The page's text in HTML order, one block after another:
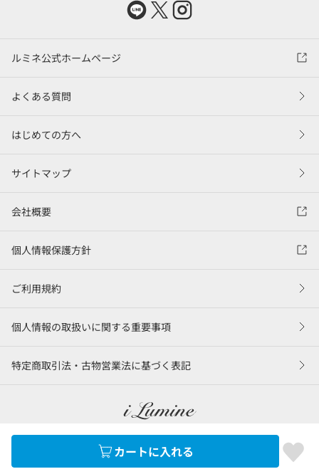
カートに入れる
ルミネ公式ホームページ
よくある質問
はじめての方へ
サイトマップ
会社概要
個人情報保護方針
ご利用規約
個人情報の取扱いに関する重要事項
特定商取引法・古物営業法に基づく表記
©LUMINE Co., Ltd.